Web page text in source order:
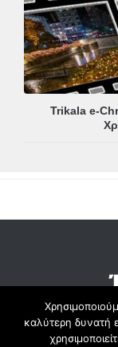
Trikala e-
καλύτερη δυνατή